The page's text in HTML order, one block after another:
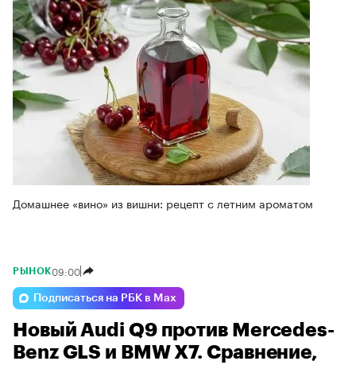
Домашнее «вино» из вишни: рецепт с летним ароматом
РЫНОК09:00
Подписаться на РБК в Max
Новый Audi Q9 против Mercedes-
Benz GLS и BMW X7. Сравнение,